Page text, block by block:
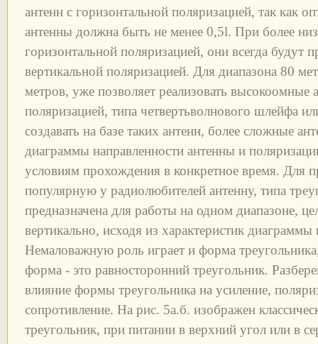
антенн с горизонтальной поляризацией, так как
антенны должна быть не менее 0,5l. При более
горизонтальной поляризацией, они всегда будут
вертикальной поляризацией. Для диапазона 80
метров, уже позволяет реализовать высокоомные
поляризацией, типа четвертьволнового шлейфа
создавать на базе таких антенн, более сложные
диаграммы направленности антенны и
условиям прохождения в конкретное время. Для
популярную у радиолюбителей антенну, типа
предназначена для работы на одном диапазоне,
вертикально, исходя из характеристик диаграммы
Немаловажную роль играет и форма
форма - это равносторонний треугольник.
влияние формы треугольника на усиление,
сопротивление. На рис. 5а.б. изображен
треугольник, при питании в верхний угол или в